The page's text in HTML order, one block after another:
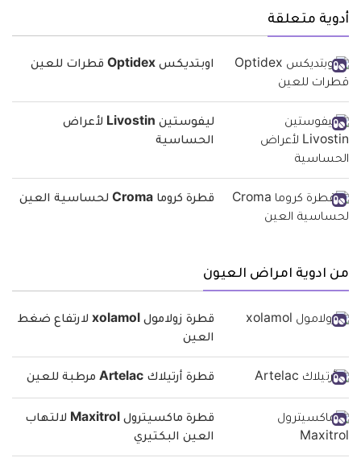
أدوية متعلقة
اوبتديكس Optidex قطرات للعين
ليفوستين Livostin لأعراض
الحساسية
قطرة كروما Croma لحساسية العين
من ادوية امراض العيون
قطرة زولامول xolamol لارتفاع ضغط
العين
قطرة أرتيلاك Artelac مرطبة للعين
قطرة ماكسيترول Maxitrol لالتهاب
العين البكتيري